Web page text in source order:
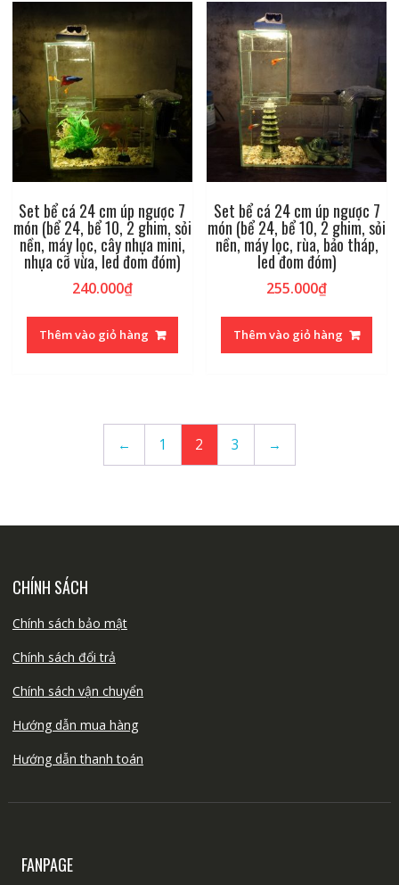
Set bể cá 24 cm úp ngược 7
món (bể 24, bể 10, 2 ghim, sỏi
nền, máy lọc, cây nhựa mini,
nhựa cỡ vừa, led đom đóm)
240.000₫
Thêm vào giỏ hàng
Set bể cá 24 cm úp ngược 7
món (bể 24, bể 10, 2 ghim, sỏi
nền, máy lọc, rùa, bảo tháp,
led đom đóm)
255.000₫
Thêm vào giỏ hàng
← 1 2 3 →
CHÍNH SÁCH
Chính sách bảo mật
Chính sách đổi trả
Chính sách vận chuyển
Hướng dẫn mua hàng
Hướng dẫn thanh toán
FANPAGE